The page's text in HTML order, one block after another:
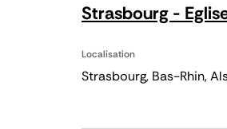
Strasbourg -
Localisation
Strasbourg, Bas-Rhin,